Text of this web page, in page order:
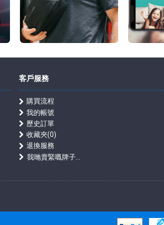
客戶服務
購買流程
我的帳號
歷史訂單
收藏夾(0)
退換服務
我哋賣緊嘅牌子...